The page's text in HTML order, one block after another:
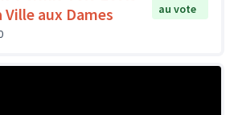
aux Dames
au vote